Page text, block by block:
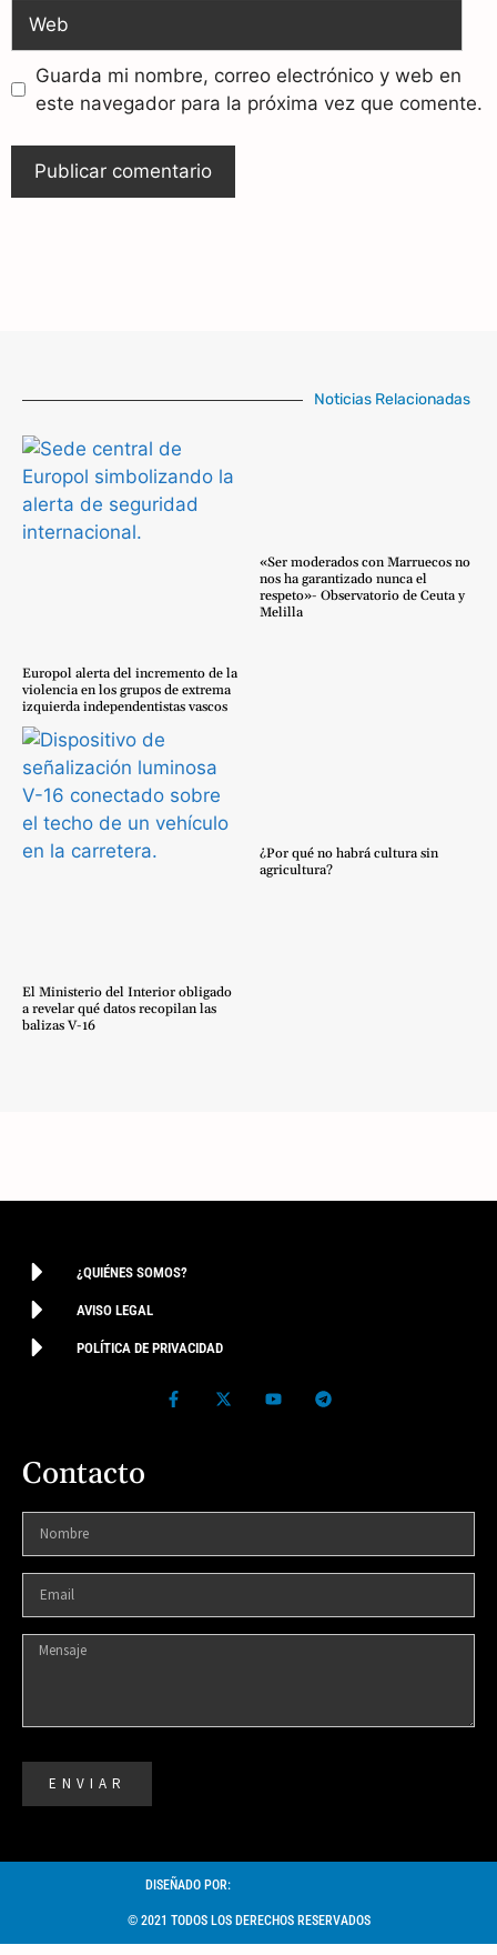
Guarda mi nombre, correo electrónico y web en
este navegador para la próxima vez que comente.
Noticias Relacionadas
Europol alerta del incremento de la
violencia en los grupos de extrema
izquierda independentistas vascos
«Ser moderados con Marruecos no
nos ha garantizado nunca el
respeto»- Observatorio de Ceuta y
Melilla
El Ministerio del Interior obligado
a revelar qué datos recopilan las
balizas V-16
¿Por qué no habrá cultura sin
agricultura?
¿QUIÉNES SOMOS?
AVISO LEGAL
POLÍTICA DE PRIVACIDAD
Contacto
ENVIAR
DISEÑADO POR:
© 2021 TODOS LOS DERECHOS RESERVADOS